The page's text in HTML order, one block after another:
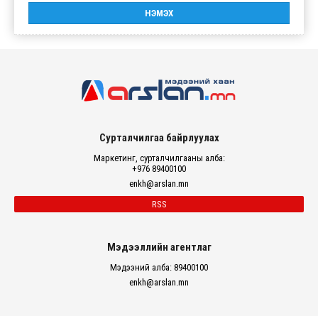
Сурталчилгаа байрлуулах
Маркетинг, сурталчилгааны алба:
+976 89400100
enkh@arslan.mn
RSS
Мэдээллийн агентлаг
Мэдээний алба: 89400100
enkh@arslan.mn